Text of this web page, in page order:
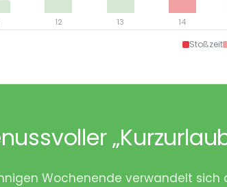
12 13 14
Stoßzeit
Wochenende verwandelt